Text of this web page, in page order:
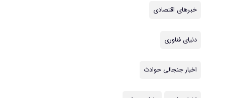
خبرهای اقتصادی
دنیای فناوری
اخبار جنجالی حوادث